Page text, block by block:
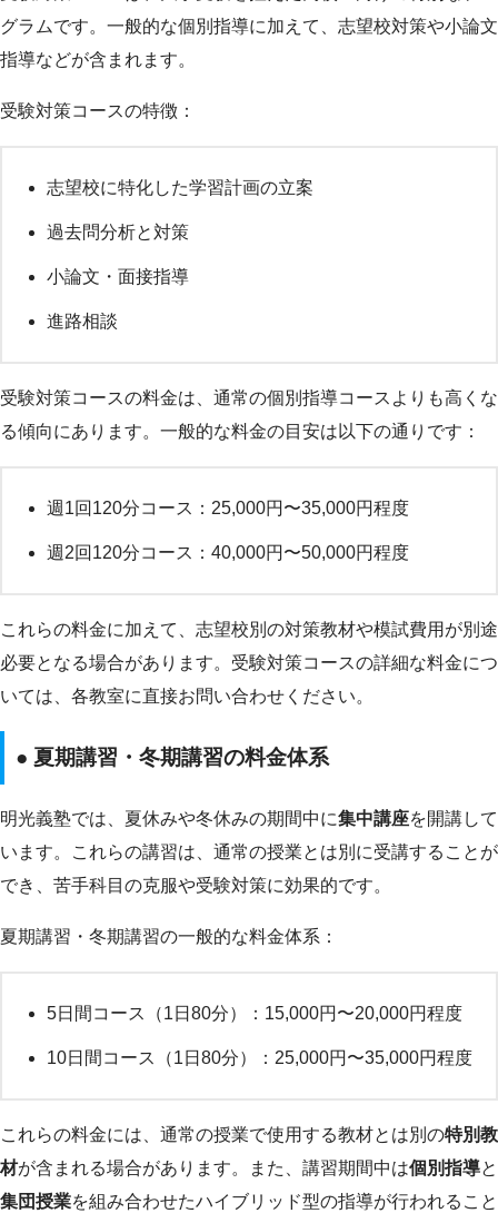
グラムです。一般的な個別指導に加えて、志望校対策や小論文
指導などが含まれます。
受験対策コースの特徴：
志望校に特化した学習計画の立案
過去問分析と対策
小論文・面接指導
進路相談
受験対策コースの料金は、通常の個別指導コースよりも高くな
る傾向にあります。一般的な料金の目安は以下の通りです：
週1回120分コース：25,000円〜35,000円程度
週2回120分コース：40,000円〜50,000円程度
これらの料金に加えて、志望校別の対策教材や模試費用が別途
必要となる場合があります。受験対策コースの詳細な料金につ
いては、各教室に直接お問い合わせください。
● 夏期講習・冬期講習の料金体系
明光義塾では、夏休みや冬休みの期間中に集中講座を開講して
います。これらの講習は、通常の授業とは別に受講することが
でき、苦手科目の克服や受験対策に効果的です。
夏期講習・冬期講習の一般的な料金体系：
5日間コース（1日80分）：15,000円〜20,000円程度
10日間コース（1日80分）：25,000円〜35,000円程度
これらの料金には、通常の授業で使用する教材とは別の特別教
材が含まれる場合があります。また、講習期間中は個別指導と
集団授業を組み合わせたハイブリッド型の指導が行われること